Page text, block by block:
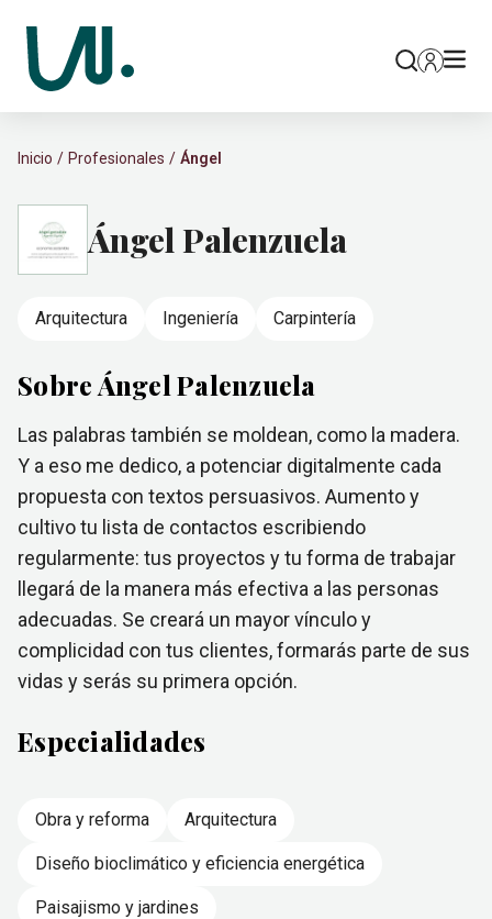
Inicio Profesionales Ángel
Ángel Palenzuela
Arquitectura Ingeniería Carpintería
Sobre Ángel Palenzuela
Las palabras también se moldean, como la madera.
Y a eso me dedico, a potenciar digitalmente cada
propuesta con textos persuasivos. Aumento y
cultivo tu lista de contactos escribiendo
regularmente: tus proyectos y tu forma de trabajar
llegará de la manera más efectiva a las personas
adecuadas. Se creará un mayor vínculo y
complicidad con tus clientes, formarás parte de sus
vidas y serás su primera opción.
Especialidades
Obra y reforma Arquitectura
Diseño bioclimático y eficiencia energética
Paisajismo y jardines